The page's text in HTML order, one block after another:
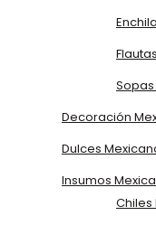
Decoración
Dulces
Insumos
Chiles